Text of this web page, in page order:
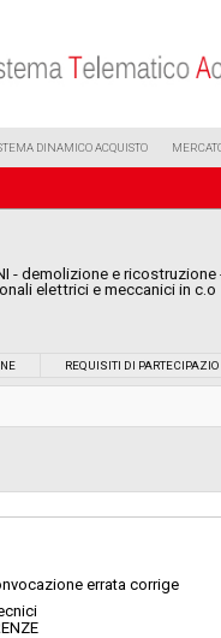
DINAMICO ACQUISTO
- demolizione e
elettrici e meccanici in c.o
DI FIRENZE - Direzione Servizi
REQUISITI DI
errata corrige